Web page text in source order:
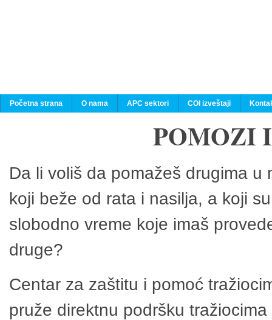
Početna strana O nama APC sektori COI izveštaji
POMOZI
Da li voliš da pomažeš drugima
koji beže od rata i nasilja, a koji
slobodno vreme koje imaš
druge?
Centar za zaštitu i pomoć
pruže direktnu podršku